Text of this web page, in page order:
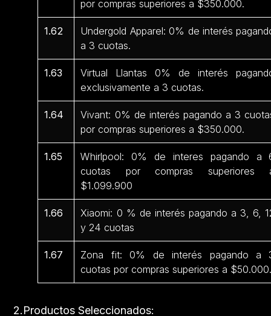
por compras superiores a $350.000.
1.62
Undergold Apparel: 0% de interés
a 3 cuotas.
1.63
Virtual Llantas 0% de interés
exclusivamente a 3 cuotas.
1.64
Vivant: 0% de interés pagando a 3
por compras superiores a $350.000.
1.65
Whirlpool: 0% de interes pagando a
cuotas por compras superiores
$1.099.900
1.66
Xiaomi: 0 % de interés pagando a 3, 6,
y 24 cuotas
1.67
Zona fit: 0% de interés pagando a
cuotas por compras superiores a
2.Productos Seleccionados: